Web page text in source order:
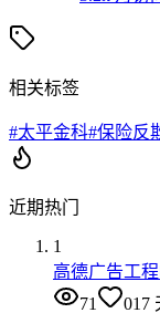
相关标签
#太平金科#保险反
近期热门
1
高德广告工
71
017